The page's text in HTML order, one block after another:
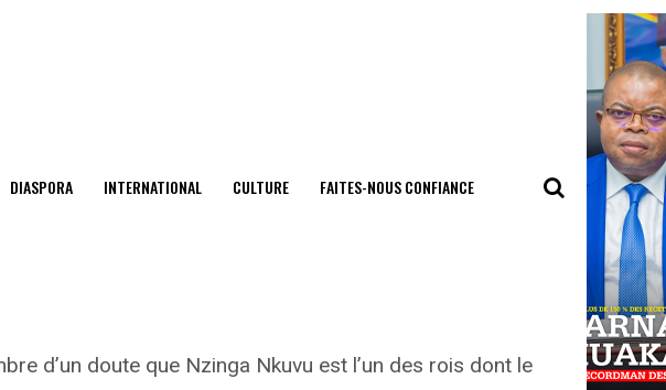
DIASPORA INTERNATIONAL CULTURE FAITES-NOUS CONFIANCE
d’un doute que Nzinga Nkuvu est l’un des rois dont le